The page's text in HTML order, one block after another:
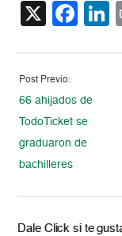
X
Post Previo:
66 ahijados de
TodoTicket se
graduaron de
bachilleres
Dale Click si te